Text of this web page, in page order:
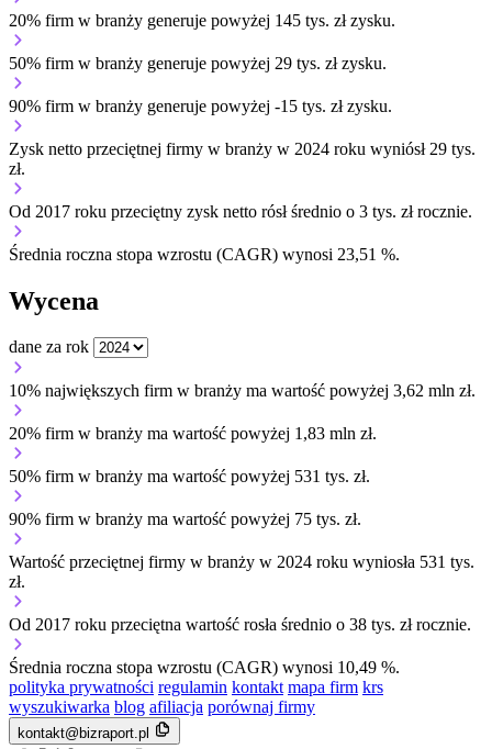
20% firm w branży generuje powyżej 145 tys. zł zysku.
50% firm w branży generuje powyżej 29 tys. zł zysku.
90% firm w branży generuje powyżej -15 tys. zł zysku.
Zysk netto przeciętnej firmy w branży w 2024 roku wyniósł 29 tys.
zł.
Od 2017 roku przeciętny zysk netto rósł średnio o 3 tys. zł rocznie.
Średnia roczna stopa wzrostu (CAGR) wynosi 23,51 %.
Wycena
dane za rok
10% największych firm w branży ma wartość powyżej 3,62 mln zł.
20% firm w branży ma wartość powyżej 1,83 mln zł.
50% firm w branży ma wartość powyżej 531 tys. zł.
90% firm w branży ma wartość powyżej 75 tys. zł.
Wartość przeciętnej firmy w branży w 2024 roku wyniosła 531 tys.
zł.
Od 2017 roku przeciętna wartość rosła średnio o 38 tys. zł rocznie.
Średnia roczna stopa wzrostu (CAGR) wynosi 10,49 %.
polityka prywatności regulamin kontakt mapa firm krs
wyszukiwarka blog afiliacja porównaj firmy
kontakt@bizraport.pl